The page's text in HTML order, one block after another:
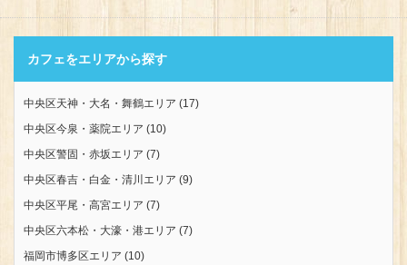
カフェをエリアから探す
中央区天神・大名・舞鶴エリア (17)
中央区今泉・薬院エリア (10)
中央区警固・赤坂エリア (7)
中央区春吉・白金・清川エリア (9)
中央区平尾・高宮エリア (7)
中央区六本松・大濠・港エリア (7)
福岡市博多区エリア (10)